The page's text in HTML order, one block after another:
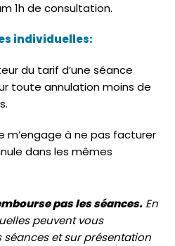
1h de consultation.
individuelles:
du tarif d’une séance
toute annulation moins de
m’engage à ne pas facturer
dans les mêmes
pas les séances. En
peuvent vous
et sur présentation